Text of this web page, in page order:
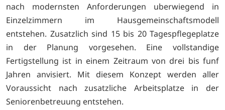
nach modernsten Anforderungen uberwiegend in
Einzelzimmern im Hausgemeinschaftsmodell
entstehen. Zusatzlich sind 15 bis 20 Tagespflegeplatze
in der Planung vorgesehen. Eine vollstandige
Fertigstellung ist in einem Zeitraum von drei bis funf
Jahren anvisiert. Mit diesem Konzept werden aller
Voraussicht nach zusatzliche Arbeitsplatze in der
Seniorenbetreuung entstehen.